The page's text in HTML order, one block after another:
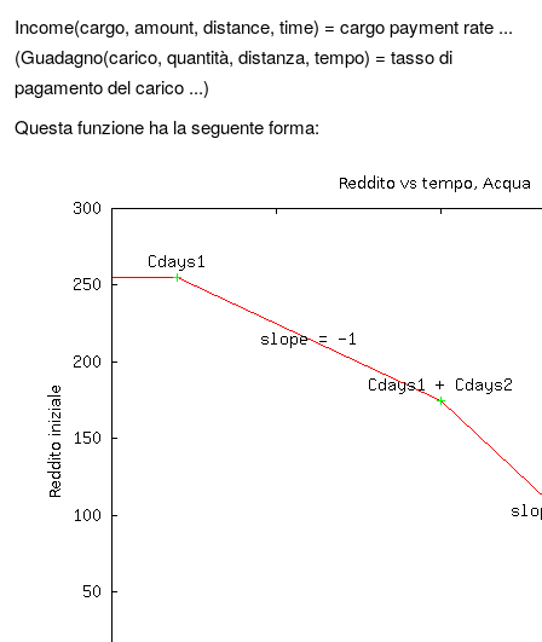
Income(cargo, amount, distance, time) = cargo payment rate ...
(Guadagno(carico, quantità, distanza, tempo) = tasso di
pagamento del carico ...)
Questa funzione ha la seguente forma: